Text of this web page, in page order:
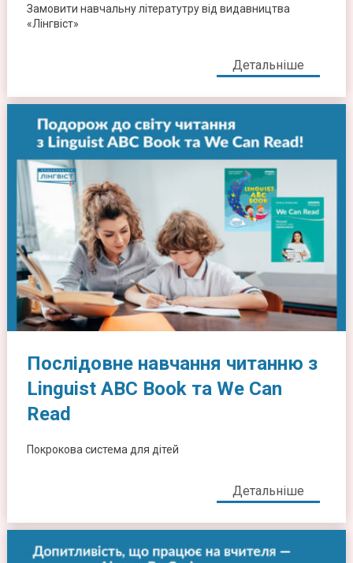
Замовити навчальну літератутру від видавництва
«Лінгвіст»
Детальніше
Послідовне навчання читанню з
Linguist ABC Book та We Can
Read
Покрокова система для дітей
Детальніше